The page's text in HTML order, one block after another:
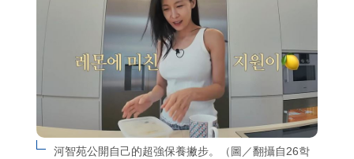
河智苑公開自己的超強保養撇步。（圖／翻攝自26학